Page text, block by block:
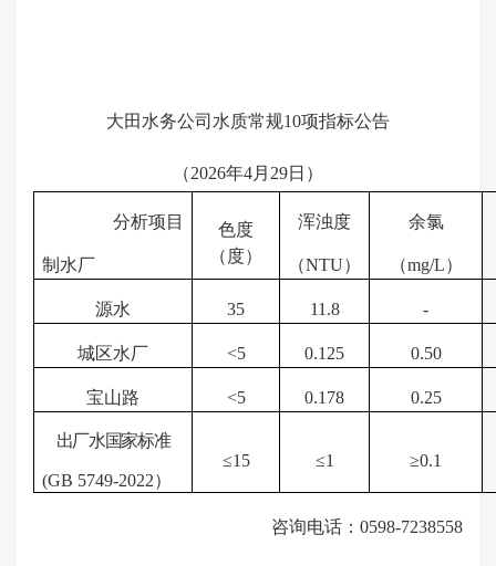
大田水务公司水质常规10项指标公告
（2026年4月29日）
分析项目
制水厂
色度
（度）
浑浊度
（NTU）
余氯
（mg/L）
源水 35 11.8 -
城区水厂 <5 0.125 0.50
宝山路 <5 0.178 0.25
出厂水国家标准
(GB 5749-2022）
≤15 ≤1 ≥0.1
咨询电话： 0598-7238558